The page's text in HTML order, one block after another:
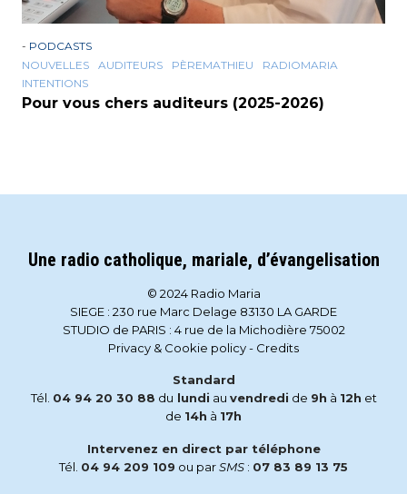
- PODCASTS
NOUVELLES
AUDITEURS PÈREMATHIEU
RADIOMARIA
INTENTIONS
Pour vous chers auditeurs (2025-2026)
Une radio catholique, mariale, d’évangelisation
© 2024 Radio Maria
SIEGE : 230 rue Marc Delage 83130 LA GARDE
STUDIO de PARIS : 4 rue de la Michodière 75002
Privacy & Cookie policy- Credits
Standard
Tél. 04 94 20 30 88 du lundi au vendredi de 9h à 12h et
de 14h à 17h
Intervenez en direct par téléphone
Tél. 04 94 209 109 ou parSMS : 07 83 89 13 75